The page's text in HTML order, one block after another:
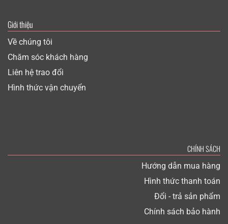
Giới thiệu
Về chúng tôi
Chăm sóc khách hàng
Liên hệ trao đổi
Hình thức vận chuyển
CHÍNH SÁCH
Hướng dẫn mua hàng
Hình thức thanh toán
Đổi - trả sản phẩm
Chính sách bảo hành